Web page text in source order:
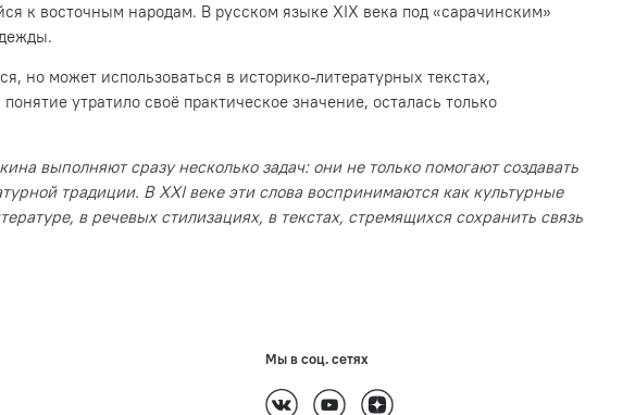
к восточным народам. В русском языке XIX века под «сарачинским»
но может использоваться в историко-литературных текстах,
утратило своё практическое значение, осталась только
выполняют сразу несколько задач: они не только помогают создавать
традиции. В XXI веке эти слова воспринимаются как культурные
в речевых стилизациях, в текстах, стремящихся сохранить связь
Мы в соц. сетях